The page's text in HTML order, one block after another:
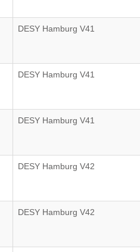
DESY Hamburg V41
DESY Hamburg V41
DESY Hamburg V41
DESY Hamburg V42
DESY Hamburg V42